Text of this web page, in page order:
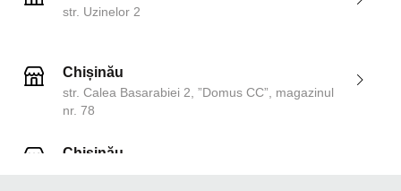
str. Uzinelor 2
Chișinău
str. Calea Basarabiei 2, ”Domus CC”, magazinul
nr. 78
Chișinău